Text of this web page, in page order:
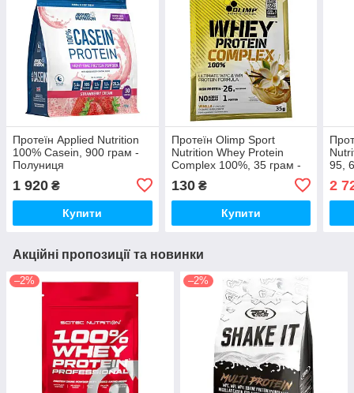
Протеїн Applied Nutrition
100% Casein, 900 грам -
Полуниця
1 920 ₴
Купити
Протеїн Olimp Sport
Nutrition Whey Protein
Complex 100%, 35 грам -
130₴
Купити
95,
2
Акційні пропозиції та новинки
–2% –2%